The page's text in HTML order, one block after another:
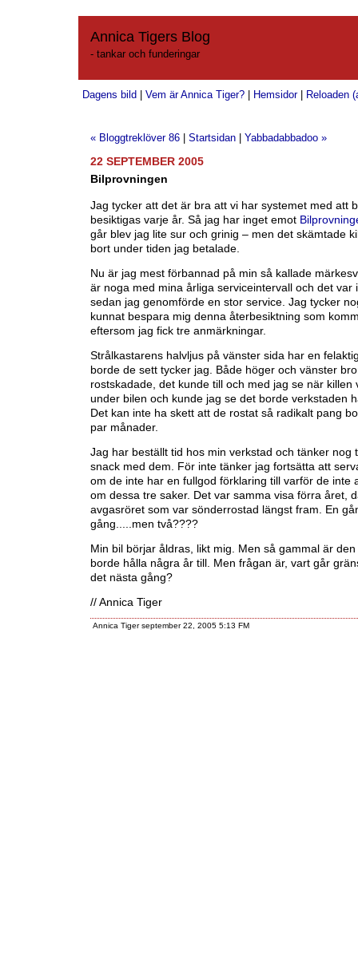
Annica Tigers Blog
- tankar och funderingar
Dagens bild Vem är Annica Tiger? Hemsidor| Reloaden
« Bloggtreklöver 86 Startsidan
Yabbadabbadoo »
22 SEPTEMBER 2005
Bilprovningen
Jag tycker att det är bra att vi har systemet med att
besiktigas varje år. Så jag har inget emot
går blev jag lite sur och grinig – men det skämtade
bort under tiden jag betalade.
Nu är jag mest förbannad på min så kallade
är noga med mina årliga serviceintervall och det var
sedan jag genomförde en stor service. Jag tycker
kunnat bespara mig denna återbesiktning som
eftersom jag fick tre anmärkningar.
Strålkastarens halvljus på vänster sida har en
borde de sett tycker jag. Både höger och vänster
rostskadade, det kunde till och med jag se när killen
under bilen och kunde jag se det borde verkstaden
Det kan inte ha skett att de rostat så radikalt pang
par månader.
Jag har beställt tid hos min verkstad och tänker nog
snack med dem. För inte tänker jag fortsätta att
om de inte har en fullgod förklaring till varför de inte
om dessa tre saker. Det var samma visa förra året,
avgasröret som var sönderrostad längst fram. En
gång.....men två????
Min bil börjar åldras, likt mig. Men så gammal är
borde hålla några år till. Men frågan är, vart går
det nästa gång?
// Annica Tiger
Annica Tiger september 22, 2005 5:13 FM